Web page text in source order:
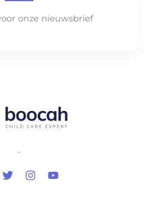
onze nieuwsbrief
..